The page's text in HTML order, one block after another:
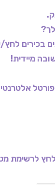
בכירים לחץ/
מיידית!
לרשימת